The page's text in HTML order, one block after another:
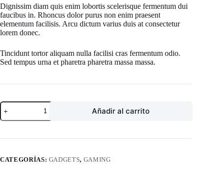
Dignissim diam quis enim lobortis scelerisque fermentum dui
faucibus in. Rhoncus dolor purus non enim praesent
elementum facilisis. Arcu dictum varius duis at consectetur
lorem donec.
Tincidunt tortor aliquam nulla facilisi cras fermentum odio.
Sed tempus urna et pharetra pharetra massa massa.
HTC
Vive
Pro
cantidad
Añadir al carrito
CATEGORÍAS: GADGETS, GAMING